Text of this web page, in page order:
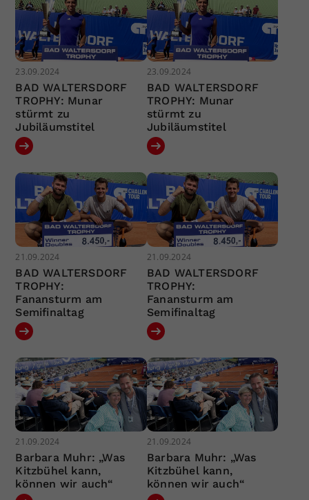
23.09.2024
BAD WALTERSDORF
TROPHY: Munar
stürmt zu
Jubiläumstitel
23.09.2024
BAD WALTERSDORF
TROPHY: Munar
stürmt zu
Jubiläumstitel
21.09.2024
BAD WALTERSDORF
TROPHY:
Fanansturm am
Semifinaltag
21.09.2024
BAD WALTERSDORF
TROPHY:
Fanansturm am
Semifinaltag
21.09.2024
Barbara Muhr: „Was
Kitzbühel kann,
können wir auch“
21.09.2024
Barbara Muhr: „Was
Kitzbühel kann,
können wir auch“